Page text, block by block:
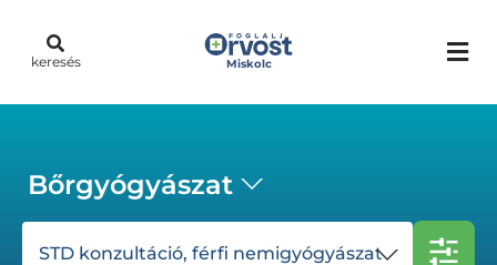
keresés Miskolc
Bőrgyógyászat
STD konzultáció, férfi nemigyógyászat